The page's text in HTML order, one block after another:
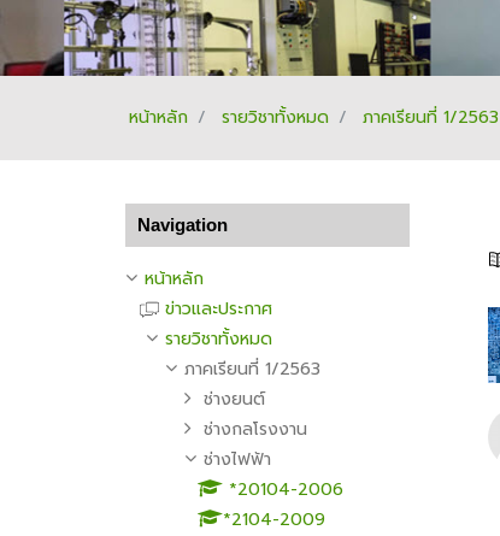
หน้าหลัก รายวิชาทั้งหมด ภาคเรียนที่ 1/2563
Navigation
หน้าหลัก
ข่าวและประกาศ
รายวิชาทั้งหมด
ภาคเรียนที่ 1/2563
ช่างยนต์
ช่างกลโรงงาน
ช่างไฟฟ้า
*20104-2006
*2104-2009